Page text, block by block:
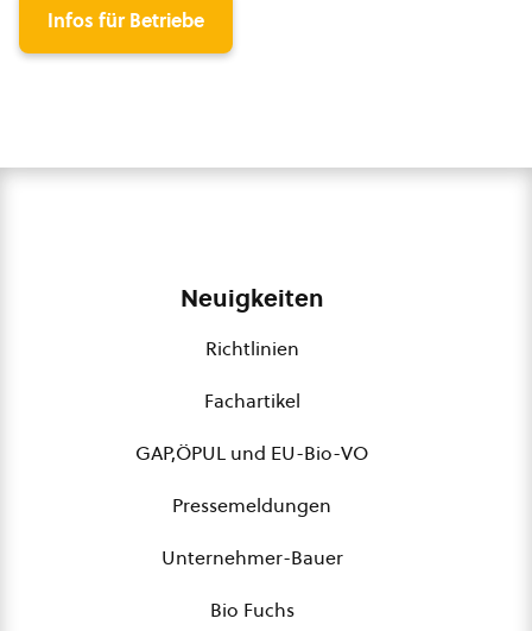
Infos für Betriebe
Neuigkeiten
Richtlinien
Fachartikel
GAP,ÖPUL und EU-Bio-VO
Pressemeldungen
Unternehmer-Bauer
Bio Fuchs